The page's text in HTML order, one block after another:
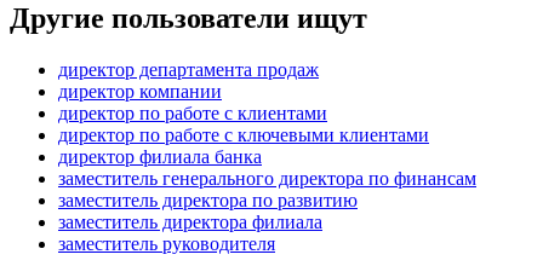
Другие пользователи ищут
директор департамента продаж
директор компании
директор по работе с клиентами
директор по работе с ключевыми клиентами
директор филиала банка
заместитель генерального директора по финансам
заместитель директора по развитию
заместитель директора филиала
заместитель руководителя